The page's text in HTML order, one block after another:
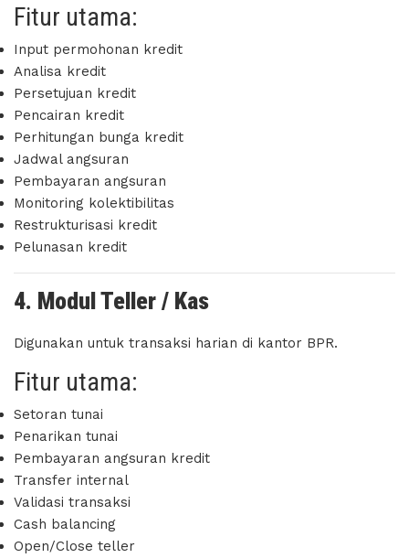
Fitur utama:
Input permohonan kredit
Analisa kredit
Persetujuan kredit
Pencairan kredit
Perhitungan bunga kredit
Jadwal angsuran
Pembayaran angsuran
Monitoring kolektibilitas
Restrukturisasi kredit
Pelunasan kredit
4. Modul Teller / Kas
Digunakan untuk transaksi harian di kantor BPR.
Fitur utama:
Setoran tunai
Penarikan tunai
Pembayaran angsuran kredit
Transfer internal
Validasi transaksi
Cash balancing
Open/Close teller